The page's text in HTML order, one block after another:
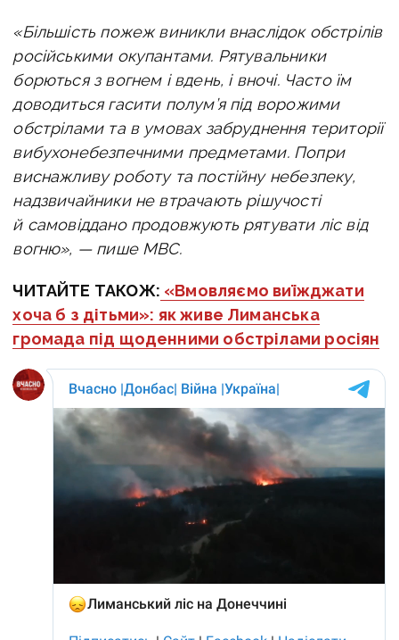
«Більшість пожеж виникли внаслідок обстрілів
російськими окупантами. Рятувальники
борються з вогнем і вдень, і вночі. Часто їм
доводиться гасити полум’я під ворожими
обстрілами та в умовах забруднення території
вибухонебезпечними предметами. Попри
виснажливу роботу та постійну небезпеку,
надзвичайники не втрачають рішучості
й самовіддано продовжують рятувати ліс від
вогню», — пише МВС.
ЧИТАЙТЕ ТАКОЖ: «Вмовляємо виїжджати
хоча б з дітьми»: як живе Лиманська
громада під щоденними обстрілами росіян